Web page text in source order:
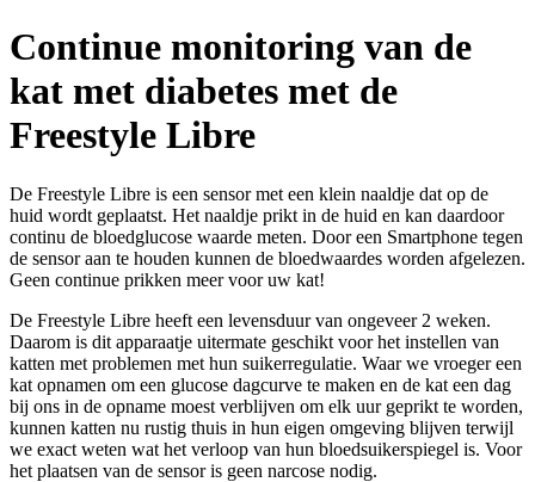
Continue monitoring van de
kat met diabetes met de
Freestyle Libre
De Freestyle Libre is een sensor met een klein naaldje dat op de
huid wordt geplaatst. Het naaldje prikt in de huid en kan daardoor
continu de bloedglucose waarde meten. Door een Smartphone tegen
de sensor aan te houden kunnen de bloedwaardes worden afgelezen.
Geen continue prikken meer voor uw kat!
De Freestyle Libre heeft een levensduur van ongeveer 2 weken.
Daarom is dit apparaatje uitermate geschikt voor het instellen van
katten met problemen met hun suikerregulatie. Waar we vroeger een
kat opnamen om een glucose dagcurve te maken en de kat een dag
bij ons in de opname moest verblijven om elk uur geprikt te worden,
kunnen katten nu rustig thuis in hun eigen omgeving blijven terwijl
we exact weten wat het verloop van hun bloedsuikerspiegel is. Voor
het plaatsen van de sensor is geen narcose nodig.